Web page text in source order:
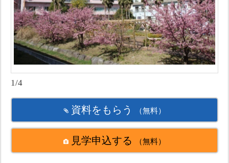
1/4
資料をもらう （無料）
見学申込する （無料）